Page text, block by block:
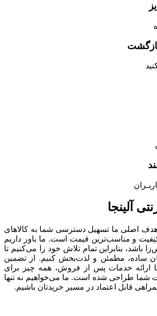
آلینجا
هدف اصلی ما تسهیل دسترسی شما به کالاهای
و مناسب‌ترین قیمت است. ما باور داریم
باشد، بنابراین تمام تلاش خود را می‌کنیم تا
ساده، مطمئن و لذت‌بخش کنیم. از تضمین
تا ارائه خدمات پس از فروش، همه چیز برای
شما طراحی شده است. ما می‌خواهیم نه تنها
قابل اعتماد در مسیر خریدتان باشیم.